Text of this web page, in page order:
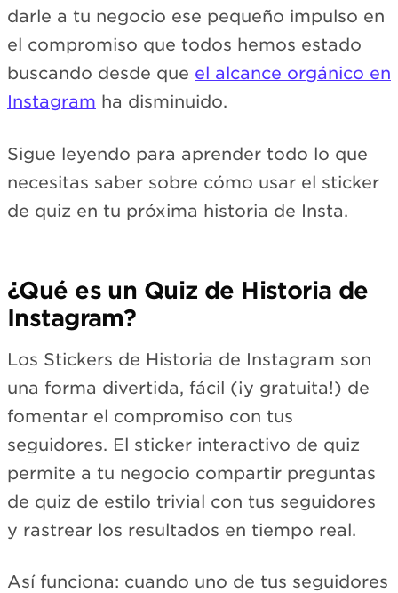
darle a tu negocio ese pequeño impulso en
el compromiso que todos hemos estado
buscando desde que el alcance orgánico en
Instagram ha disminuido.
Sigue leyendo para aprender todo lo que
necesitas saber sobre cómo usar el sticker
de quiz en tu próxima historia de Insta.
¿Qué es un Quiz de Historia de
Instagram?
Los Stickers de Historia de Instagram son
una forma divertida, fácil (¡y gratuita!) de
fomentar el compromiso con tus
seguidores. El sticker interactivo de quiz
permite a tu negocio compartir preguntas
de quiz de estilo trivial con tus seguidores
y rastrear los resultados en tiempo real.
Así funciona: cuando uno de tus seguidores